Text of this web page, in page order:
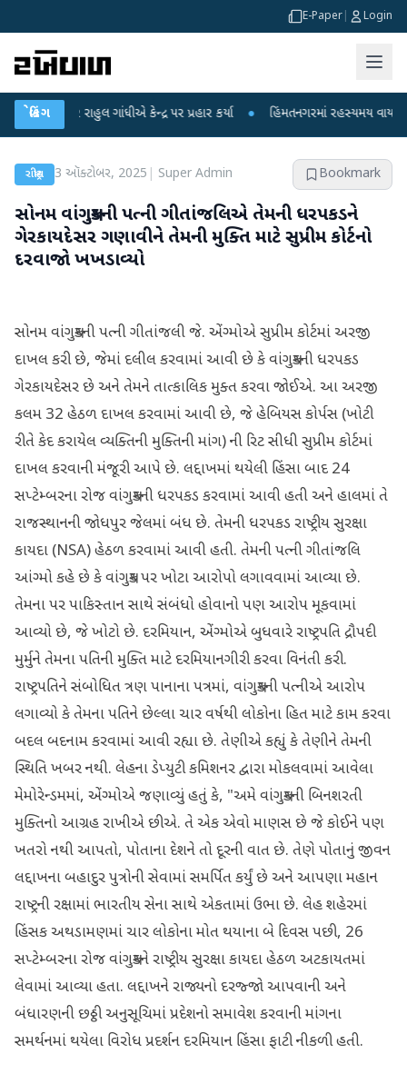
E-Paper Login
બ્રેકિંગ
પર રાહુલ ગાંધીએ કેન્દ્ર પર પ્રહાર કર્યા ● હિંમતનગરમાં રહસ્યમય વાયરસ કે
રાષ્ટ્રીય 3 ઑક્ટોબર, 2025 Super Admin Bookmark
સોનમ વાંગચુકની પત્ની ગીતાંજલિએ તેમની ધરપકડને
ગેરકાયદેસર ગણાવીને તેમની મુક્તિ માટે સુપ્રીમ કોર્ટનો
દરવાજો ખખડાવ્યો
સોનમ વાંગચુકની પત્ની ગીતાંજલી જે. એંગ્મોએ સુપ્રીમ કોર્ટમાં અરજી
દાખલ કરી છે, જેમાં દલીલ કરવામાં આવી છે કે વાંગચુકની ધરપકડ
ગેરકાયદેસર છે અને તેમને તાત્કાલિક મુક્ત કરવા જોઈએ. આ અરજી
કલમ 32 હેઠળ દાખલ કરવામાં આવી છે, જે હેબિયસ કોર્પસ (ખોટી
રીતે કેદ કરાયેલ વ્યક્તિની મુક્તિની માંગ) ની રિટ સીધી સુપ્રીમ કોર્ટમાં
દાખલ કરવાની મંજૂરી આપે છે. લદ્દાખમાં થયેલી હિંસા બાદ 24
સપ્ટેમ્બરના રોજ વાંગચુકની ધરપકડ કરવામાં આવી હતી અને હાલમાં તે
રાજસ્થાનની જોધપુર જેલમાં બંધ છે. તેમની ધરપકડ રાષ્ટ્રીય સુરક્ષા
કાયદા (NSA) હેઠળ કરવામાં આવી હતી. તેમની પત્ની ગીતાંજલિ
આંગ્મો કહે છે કે વાંગચુક પર ખોટા આરોપો લગાવવામાં આવ્યા છે.
તેમના પર પાકિસ્તાન સાથે સંબંધો હોવાનો પણ આરોપ મૂકવામાં
આવ્યો છે, જે ખોટો છે. દરમિયાન, એંગ્મોએ બુધવારે રાષ્ટ્રપતિ દ્રૌપદી
મુર્મુને તેમના પતિની મુક્તિ માટે દરમિયાનગીરી કરવા વિનંતી કરી.
રાષ્ટ્રપતિને સંબોધિત ત્રણ પાનાના પત્રમાં, વાંગચુકની પત્નીએ આરોપ
લગાવ્યો કે તેમના પતિને છેલ્લા ચાર વર્ષથી લોકોના હિત માટે કામ કરવા
બદલ બદનામ કરવામાં આવી રહ્યા છે. તેણીએ કહ્યું કે તેણીને તેમની
સ્થિતિ ખબર નથી. લેહના ડેપ્યુટી કમિશનર દ્વારા મોકલવામાં આવેલા
મેમોરેન્ડમમાં, એંગ્મોએ જણાવ્યું હતું કે, "અમે વાંગચુકની બિનશરતી
મુક્તિનો આગ્રહ રાખીએ છીએ. તે એક એવો માણસ છે જે કોઈને પણ
ખતરો નથી આપતો, પોતાના દેશને તો દૂરની વાત છે. તેણે પોતાનું જીવન
લદ્દાખના બહાદુર પુત્રોની સેવામાં સમર્પિત કર્યું છે અને આપણા મહાન
રાષ્ટ્રની રક્ષામાં ભારતીય સેના સાથે એકતામાં ઉભા છે. લેહ શહેરમાં
હિંસક અથડામણમાં ચાર લોકોના મોત થયાના બે દિવસ પછી, 26
સપ્ટેમ્બરના રોજ વાંગચુકને રાષ્ટ્રીય સુરક્ષા કાયદા હેઠળ અટકાયતમાં
લેવામાં આવ્યા હતા. લદ્દાખને રાજ્યનો દરજ્જો આપવાની અને
બંધારણની છઠ્ઠી અનુસૂચિમાં પ્રદેશનો સમાવેશ કરવાની માંગના
સમર્થનમાં થયેલા વિરોધ પ્રદર્શન દરમિયાન હિંસા ફાટી નીકળી હતી.